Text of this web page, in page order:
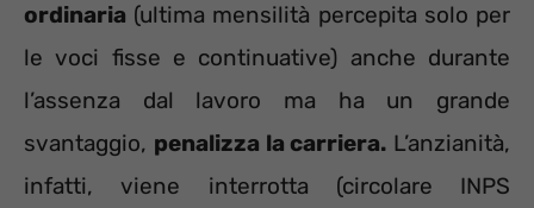
ordinaria (ultima mensilità percepita solo per
le voci fisse e continuative) anche durante
l’assenza dal lavoro ma ha un grande
svantaggio, penalizza la carriera. L’anzianità,
infatti, viene interrotta (circolare INPS